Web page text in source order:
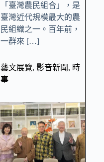
「臺灣農民組合」，是
臺灣近代規模最大的農
民組織之一。百年前，
一群來 […]
藝文展覽, 影音新聞, 時
事